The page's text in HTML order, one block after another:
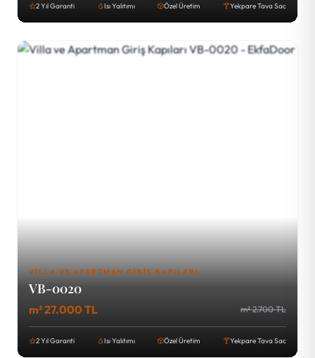
2 Yıl Garanti Isı Yalıtımı Özel Üretim Yekpare Tava Sac
VILLA VE APARTMAN GIRIŞ KAPILARI
VB-0020
m² 27.000 TL m² 2.700 TL
2 Yıl Garanti Isı Yalıtımı Özel Üretim Yekpare Tava Sac